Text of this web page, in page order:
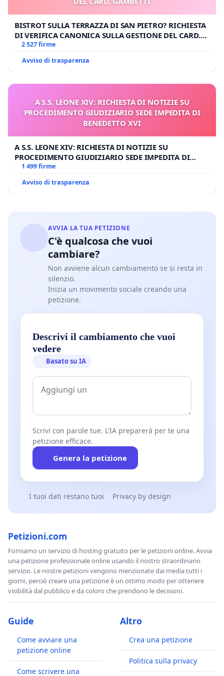
BISTROT SULLA TERRAZZA DI SAN PIETRO? RICHIESTA
DI VERIFICA CANONICA SULLA GESTIONE DEL CARD.
GAMBETTI
2 527 firme
Avviso di trasparenza
A S.S. LEONE XIV: RICHIESTA DI NOTIZIE SU
PROCEDIMENTO GIUDIZIARIO SEDE IMPEDITA DI
BENEDETTO XVI
A S.S. LEONE XIV: RICHIESTA DI NOTIZIE SU
PROCEDIMENTO GIUDIZIARIO SEDE IMPEDITA DI
BENEDETTO XVI
1 499 firme
Avviso di trasparenza
AVVIA LA TUA PETIZIONE
C'è qualcosa che vuoi
cambiare?
Non avviene alcun cambiamento se si resta in
silenzio.
Inizia un movimento sociale creando una
petizione.
Descrivi il cambiamento che vuoi
vedere
Basato su IA
Scrivi con parole tue. L'IA preparerà per te una
petizione efficace.
Genera la petizione
I tuoi dati restano tuoi Privacy by design
Petizioni.com
Forniamo un servizio di hosting gratuito per le petizioni online. Avvia
una petizione professionale online usando il nostro straordinario
servizio. Le nostre petizioni vengono menzionate dai media tutti i
giorni, perciò creare una petizione è un ottimo modo per ottenere
visibilità dal pubblico e da coloro che prendono le decisioni.
Guide
Come avviare una
petizione online
Come scrivere una
Altro
Crea una petizione
Politica sulla privacy